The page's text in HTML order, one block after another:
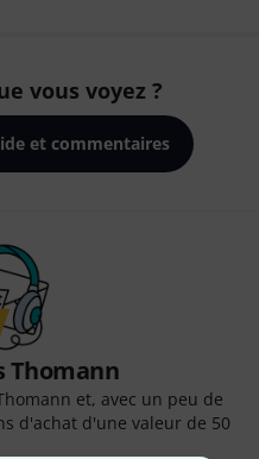
vous voyez ?
et commentaires
Thomann
et, avec un peu de
d'achat d'une valeur de 50